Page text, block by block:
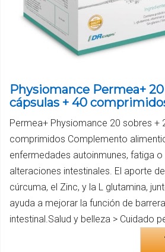
Physiomance Permea+
cápsulas + 40
Permea+ Physiomance 20 sobres +
comprimidos Complemento
enfermedades autoinmunes, fatiga
alteraciones intestinales. El aporte
cúrcuma, el Zinc, y la L glutamina,
ayuda a mejorar la función de
intestinal.Salud y belleza > Cuidado